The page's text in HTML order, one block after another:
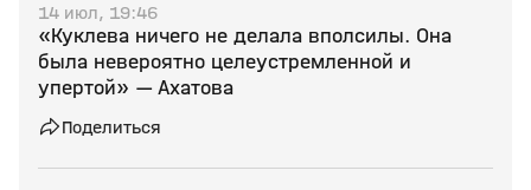
14 июл, 19:46
«Куклева ничего не делала вполсилы. Она
была невероятно целеустремленной и
упертой» — Ахатова
Поделиться